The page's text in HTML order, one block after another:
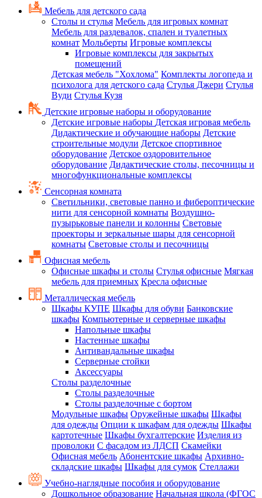
Мебель для детского сада
Столы и стулья Мебель для игровых комнат
Мебель для раздевалок, спален и туалетных
комнат Мольберты Игровые комплексы
Игровые комплексы для закрытых
помещений
Детская мебель "Хохлома" Комплекты логопеда и
психолога для детского сада Стулья Джери Стулья
Вуди Стулья Кузя
Детские игровые наборы и оборудование
Детские игровые наборы Детская игровая мебель
Дидактические и обучающие наборы Детские
строительные модули Детское спортивное
оборудование Детское оздоровительное
оборудование Дидактические столы, песочницы и
многофункциональные комплексы
Сенсорная комната
Светильники, световые панно и фибероптические
нити для сенсорной комнаты Воздушно-
пузырьковые панели и колонны Световые
проекторы и зеркальные шары для сенсорной
комнаты Световые столы и песочницы
Офисная мебель
Офисные шкафы и столы Стулья офисные Мягкая
мебель для приемных Кресла офисные
Металлическая мебель
Шкафы КУПЕ Шкафы для обуви Банковские
шкафы Компьютерные и серверные шкафы
Напольные шкафы
Настенные шкафы
Антивандальные шкафы
Серверные стойки
Аксессуары
Столы разделочные
Столы разделочные
Столы разделочные с бортом
Модульные шкафы Оружейные шкафы Шкафы
для одежды Опции к шкафам для одежды Шкафы
картотечные Шкафы бухгалтерские Изделия из
проволоки С фасадом из ЛДСП Скамейки
Офисная мебель Абонентские шкафы Архивно-
складские шкафы Шкафы для сумок Стеллажи
Учебно-наглядные пособия и оборудование
Дошкольное образование Начальная школа (ФГОС